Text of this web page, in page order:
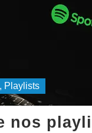
, Playlists
nos